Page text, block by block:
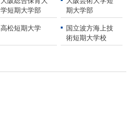
学短期大学部
期大学部
高松短期大学
国立波方海上技
術短期大学校